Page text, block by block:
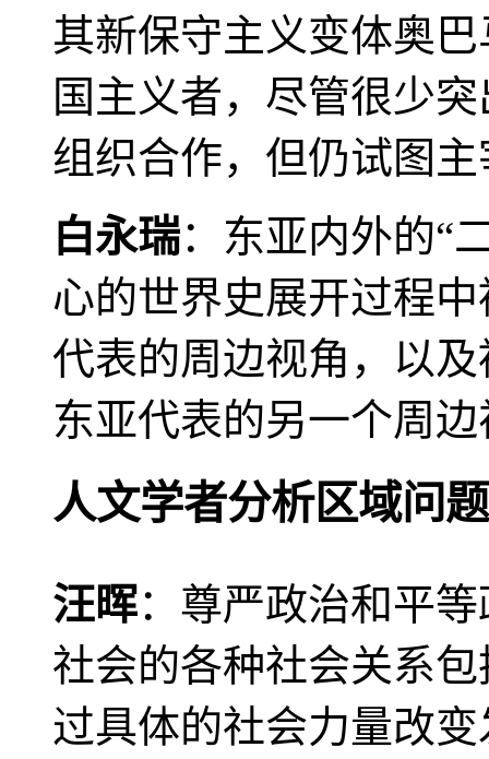
其新保守主义变体奥
国主义者，尽管很少
组织合作，但仍试图
白永瑞：东亚内外的“
心的世界史展开过程
代表的周边视角，以
东亚代表的另一个周
人文学者分析区域问题
汪晖：尊严政治和平
社会的各种社会关系
过具体的社会力量改